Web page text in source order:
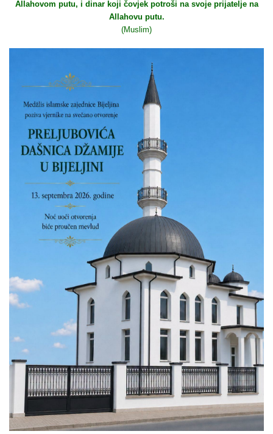
Allahovom putu, i dinar koji čovjek potroši na svoje prijatelje na
Allahovu putu.
(Muslim)